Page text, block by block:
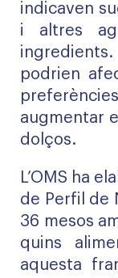
indicaven
i altres
podrien
augmentar
dolços.
L’OMS ha
de Perfil de
36 mesos
quins
aquesta